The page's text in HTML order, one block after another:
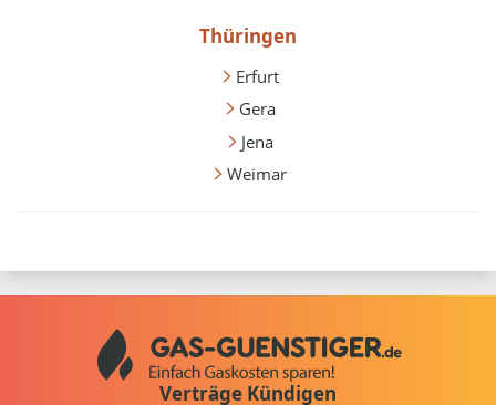
Thüringen
Erfurt
Gera
Jena
Weimar
Verträge Kündigen